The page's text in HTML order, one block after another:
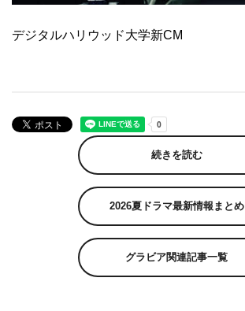
デジタルハリウッド大学新CM
続きを読む
2026夏ドラマ最新情報まとめ
グラビア関連記事一覧